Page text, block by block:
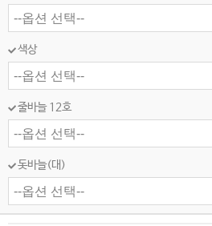
색상
줄바늘 12호
돗바늘(대)